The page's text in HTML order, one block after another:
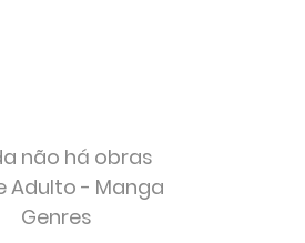
não há obras
Adulto - Manga
Genres